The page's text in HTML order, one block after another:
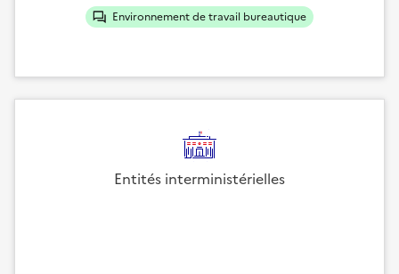
Environnement de travail bureautique
Entités interministérielles